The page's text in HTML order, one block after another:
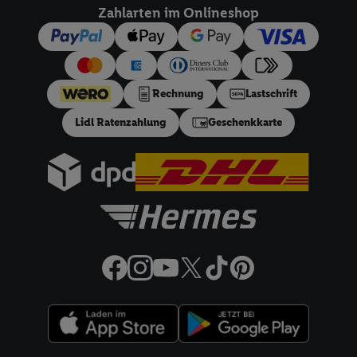
Zahlarten im Onlineshop
Rechnung Lastschrift
Lidl Ratenzahlung Geschenkkarte
dieser Werbeausspielungen.
Sofern Sie hier Ihre Zustimmung dazu erteilen und danach ein
Lidl Plus-Konto erstellen bzw. sich in Ihr bestehendes Lidl
Plus-Konto einloggen, kann darüber hinaus auch Ihre dort
angegebene E-Mail-Adresse von uns in gemeinsamer
Verantwortlichkeit mit einem der oben genannten Partner
verwendet werden, um daraus eine spezielle Online-Kennung
die sogleich beschriebene Utiq-Kennung verwenden können,
um Sie in von Dritten betriebenen Diensten zu erkennen und
uns und einem der anderen oben genannten Partner auch Ihre
gemeinsamer Verantwortlichkeit verarbeitet.
Zudem erlauben Sie uns, der Utiq SA/NV („Utiq“) und
in den Lidl-Diensten einzusetzen. Utiq prüft zunächst anhand
Ihrer IP-Adresse, ob die Technologie für Sie verfügbar ist.